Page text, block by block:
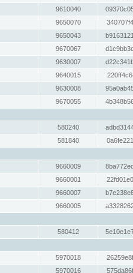
9610040
9650070
9650043
9670067
9630007
9640015
9630008
9670055
580240
581840
9660009
9660001
9660007
9660005
580412
5970018
5970016